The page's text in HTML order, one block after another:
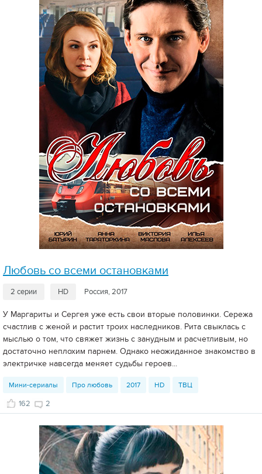
Любовь со всеми остановками
2 серии HD Россия, 2017
У Маргариты и Сергея уже есть свои вторые половинки. Сережа
счастлив с женой и растит троих наследников. Рита свыклась с
мыслью о том, что свяжет жизнь с занудным и расчетливым, но
достаточно неплохим парнем. Однако неожиданное знакомство в
электричке навсегда меняет судьбы героев...
Мини-сериалы Про любовь 2017 HD ТВЦ
162 2